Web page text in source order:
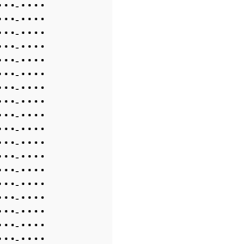
• •- • • • •
• •- • • • •
• •- • • • •
• •- • • • •
• •- • • • •
• •- • • • •
• •- • • • •
• •- • • • •
• •- • • • •
• •- • • • •
• •- • • • •
• •- • • • •
• •- • • • •
• •- • • • •
• •- • • • •
• •- • • • •
• •- • • • •
• •- • • • •